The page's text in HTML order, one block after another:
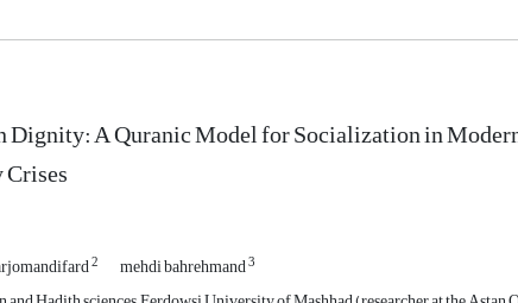
Dignity: A Quranic Model for Socialization in
2 mehdi bahrehmand3